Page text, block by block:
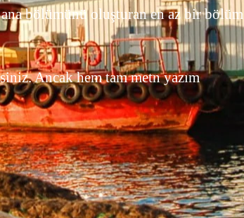
ana bölümünü oluşturan en az bir bölüm
Ancak hem tam metn yazım